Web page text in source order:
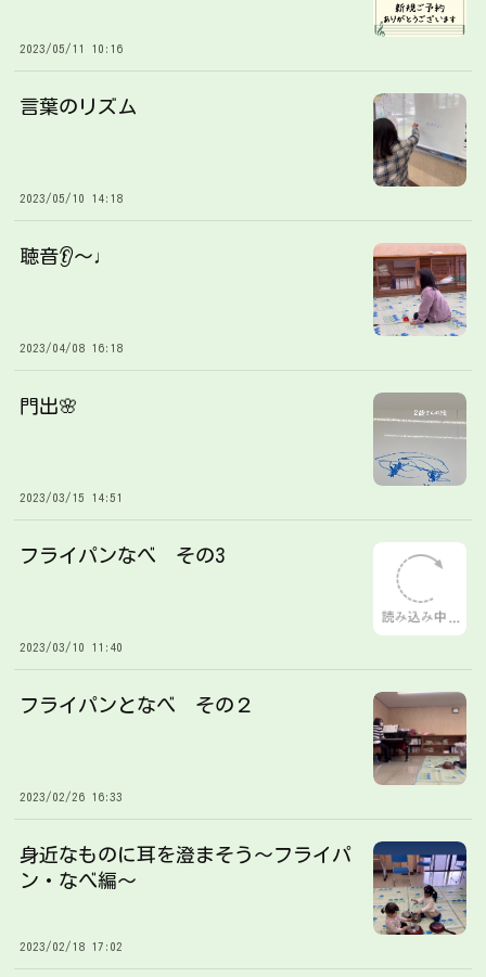
2023/05/11 10:16
言葉のリズム
2023/05/10 14:18
聴音👂〜♩
2023/04/08 16:18
門出🌸
2023/03/15 14:51
フライパンなべ その3
2023/03/10 11:40
フライパンとなべ その２
2023/02/26 16:33
身近なものに耳を澄まそう〜フライパ
ン・なべ編〜
2023/02/18 17:02